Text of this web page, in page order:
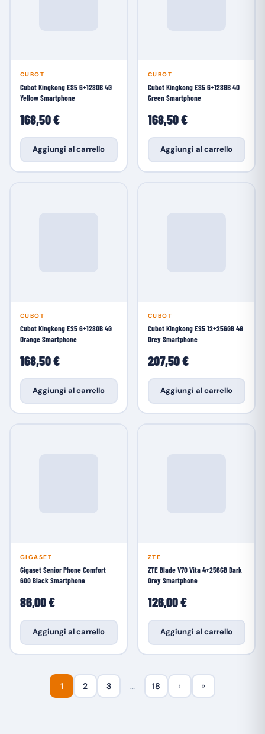
CUBOT
Cubot Kingkong ES5 6+128GB 4G
Yellow Smartphone
168,50 €
Aggiungi al carrello
CUBOT
Cubot Kingkong ES5 6+128GB 4G
Green Smartphone
168,50 €
Aggiungi al carrello
CUBOT
Cubot Kingkong ES5 6+128GB 4G
Orange Smartphone
168,50 €
Aggiungi al carrello
CUBOT
Cubot Kingkong ES5 12+256GB 4G
Grey Smartphone
207,50 €
Aggiungi al carrello
GIGASET
Gigaset Senior Phone Comfort
600 Black Smartphone
86,00 €
Aggiungi al carrello
ZTE
ZTE Blade V70 Vita 4+256GB Dark
Grey Smartphone
126,00 €
Aggiungi al carrello
1 2 3 … 18 › »